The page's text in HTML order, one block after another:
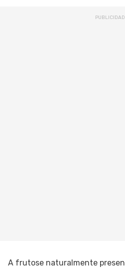
A frutose naturalmente